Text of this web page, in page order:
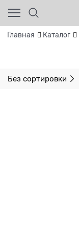
Главная Каталог
Без сортировки